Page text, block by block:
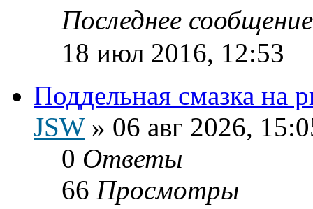
Последнее
18 июл 2016, 12:53
Поддельная смазка на
JSW» 06 авг 2026,
0 Ответы
66 Просмотры